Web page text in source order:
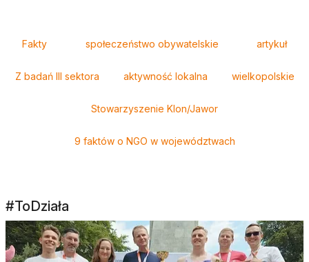
Fakty społeczeństwo obywatelskie artykuł
Z badań III sektora aktywność lokalna wielkopolskie
Stowarzyszenie Klon/Jawor
9 faktów o NGO w województwach
#ToDziała